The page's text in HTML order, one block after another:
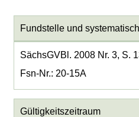
Fundstelle und
SächsGVBl. 2008 Nr. 3, S.
Fsn-Nr.: 20-15A
Gültigkeitszeitraum